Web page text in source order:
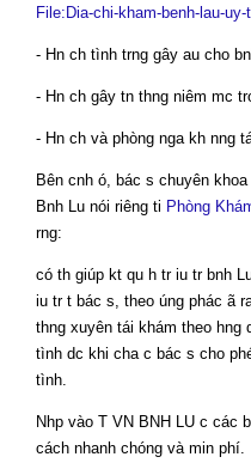
File:Dia-chi-kham-benh-lau-
- Hn ch tình trng gây au cho
- Hn ch gây tn thng niêm mc
- Hn ch và phòng nga kh nng
Bên cnh ó, bác s chuyên
Bnh Lu nói riêng ti Phòng
rng:
có th giúp kt qu h tr iu tr bnh
iu tr t bác s, theo úng phác ã
thng xuyên tái khám theo hng
tình dc khi cha c bác s cho
tình.
Nhp vào T VN BNH LU c các
cách nhanh chóng và min phí.